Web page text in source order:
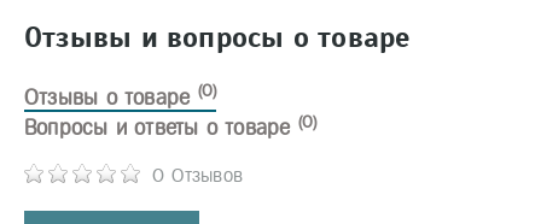
Отзывы и вопросы о товаре
Отзывы о товаре (0)
0 Отзывов
Вопросы и ответы о товаре (0)